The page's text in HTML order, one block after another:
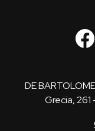
DE
Grecia, 261